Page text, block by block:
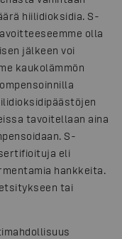
hiilidioksidia. S-
olla
jälkeen voi
kaukolämmön
tavoitellaan aina
S-
eli
hankkeita.
tai